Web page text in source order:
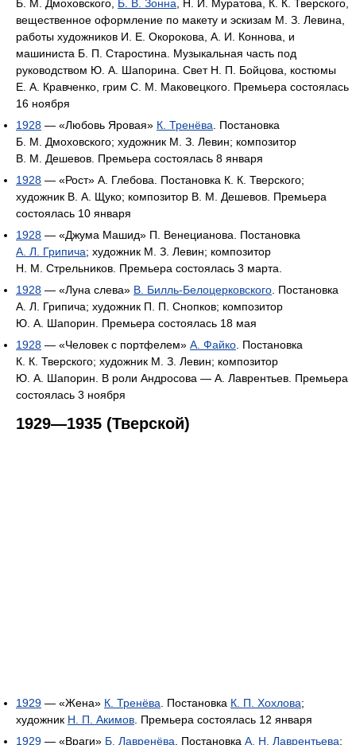
Б. М. Дмоховского, Б. В. Зонна , Н. И. Муратова, К. К. Тверского,
вещественное оформление по макету и эскизам М. З. Левина,
работы художников И. Е. Окорокова, А. И. Коннова, и
машиниста Б. П. Старостина. Музыкальная часть под
руководством Ю. А. Шапорина. Свет Н. П. Бойцова, костюмы
Е. А. Кравченко, грим С. М. Маковецкого. Премьера состоялась
16 ноября
1928 — «Любовь Яровая» К. Тренёва . Постановка
Б. М. Дмоховского; художник М. З. Левин; композитор
В. М. Дешевов. Премьера состоялась 8 января
1928 — «Рост» A. Глебова. Постановка К. К. Тверского;
художник В. А. Щуко; композитор В. М. Дешевов. Премьера
состоялась 10 января
1928 — «Джума Машид» П. Венецианова. Постановка
А. Л. Грипича; художник М. З. Левин; композитор
Н. М. Стрельников. Премьера состоялась 3 марта.
1928 — «Луна слева» B. Билль-Белоцерковского . Постановка
А. Л. Грипича; художник П. П. Снопков; композитор
Ю. А. Шапорин. Премьера состоялась 18 мая
1928 — «Человек с портфелем» А. Файко . Постановка
К. К. Тверского; художник М. З. Левин; композитор
Ю. А. Шапорин. В роли Андросова — А. Лаврентьев. Премьера
состоялась 3 ноября
1929—1935 (Тверской)
1929 — «Жена» К. Тренёва . Постановка К. П. Хохлова;
художник Н. П. Акимов . Премьера состоялась 12 января
1929 — «Враги» Б. Лавренёва . Постановка А. Н. Лаврентьева;